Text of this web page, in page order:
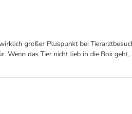
großer Pluspunkt bei
Wenn das Tier nicht lieb in die Box